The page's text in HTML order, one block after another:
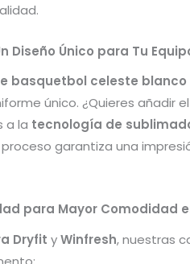
Diseño Único para Tu
basquetbol celeste blanco
único. ¿Quieres añadir
a la tecnología de
garantiza una
para Mayor Comodidad
Dryfit yWinfresh, nuestras